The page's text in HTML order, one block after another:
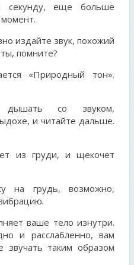
секунду, еще больше
издайте звук, похожий
помните?
«Природный тон».
дышать со звуком,
и читайте дальше.
из груди, и щекочет
на грудь, возможно,
ваше тело изнутри.
и расслабленно, вам
таким образом